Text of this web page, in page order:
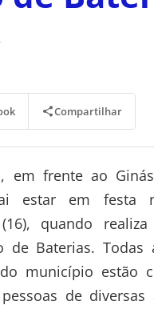
Compartilhar
em frente ao
estar em festa
quando
de Baterias. Todas
município estão
de diversas